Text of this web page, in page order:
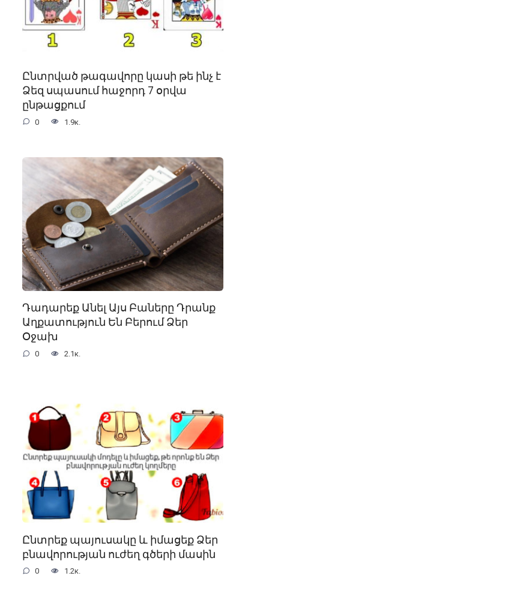
Ընտրված թագավորը կասի թե ինչ է
Ձեզ սպասում հաջորդ 7 օրվա
ընթացքում
0 1.9к.
Դադարեք Անել Այս Բաները Դրանք
Աղքատություն Են Բերում Ձեր
Օջախ
0 2.1к.
Ընտրեք պայուսակը և իմացեք Ձեր
բնավորության ուժեղ գծերի մասին
0 1.2к.